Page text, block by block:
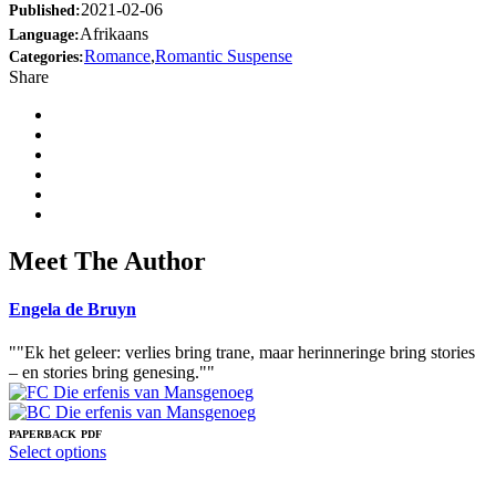
Published:2021-02-06
Language:Afrikaans
Categories:Romance,Romantic Suspense
Share
Meet The Author
Engela de Bruyn
""Ek het geleer: verlies bring trane, maar herinneringe bring stories
– en stories bring genesing.""
PAPERBACK PDF
Select optionsThis